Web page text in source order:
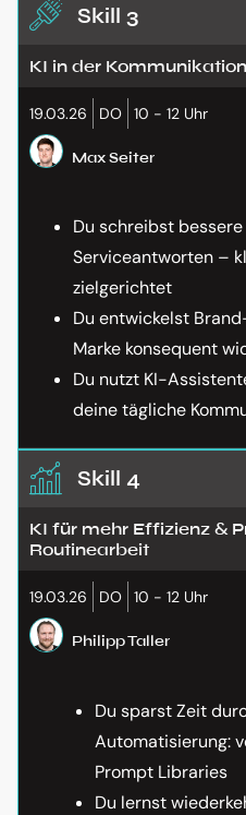
Skill 3
KI in der Kommunikation
19.03.26 DO 10 - 12 Uhr
Max Seiter
Du schreibst
Serviceantworten –
zielgerichtet
Du entwickelst
Marke konsequent
Du nutzt KI-
deine tägliche
Skill 4
KI für mehr Effizienz &
Routinearbeit
19.03.26 DO 10 - 12 Uhr
Philipp Taller
Du sparst Zeit
Automatisierung:
Prompt Libraries
Du lernst